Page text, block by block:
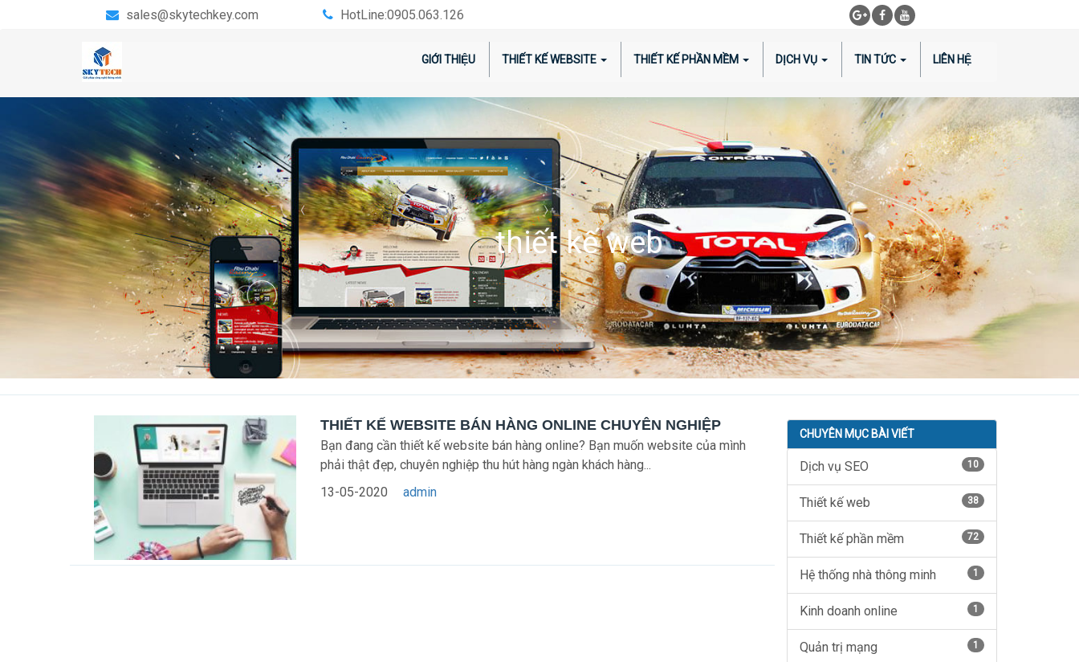
sales@skytechkey.com HotLine:0905.063.126
GIỚI THIỆU THIẾT KẾ WEBSITE THIẾT KẾ PHẦN MỀM DỊCH VỤ TIN TỨC LIÊN HỆ
thiết kế web
THIẾT KẾ WEBSITE BÁN HÀNG ONLINE CHUYÊN NGHIỆP
Bạn đang cần thiết kế website bán hàng online? Bạn muốn website của mình
phải thật đẹp, chuyên nghiệp thu hút hàng ngàn khách hàng...
13-05-2020
admin
CHUYÊN MỤC BÀI VIẾT
Dịch vụ SEO 10
Thiết kế web 38
Thiết kế phần mềm 72
Hệ thống nhà thông minh 1
Kinh doanh online 1
Quản trị mạng 1